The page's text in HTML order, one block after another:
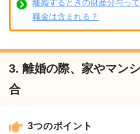
離婚するときの財産分与っ
職金は含まれる？
3. 離婚の際、家やマン
合
3つのポイント